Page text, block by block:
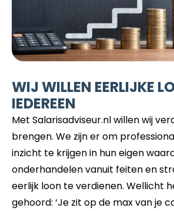
WIJ WILLEN EERLIJKE
IEDEREEN
Met Salarisadviseur.nl willen wij
brengen. We zijn er om
inzicht te krijgen in hun eigen
onderhandelen vanuit feiten en
eerlijk loon te verdienen. Wellicht
gehoord: ‘Je zit op de max van je